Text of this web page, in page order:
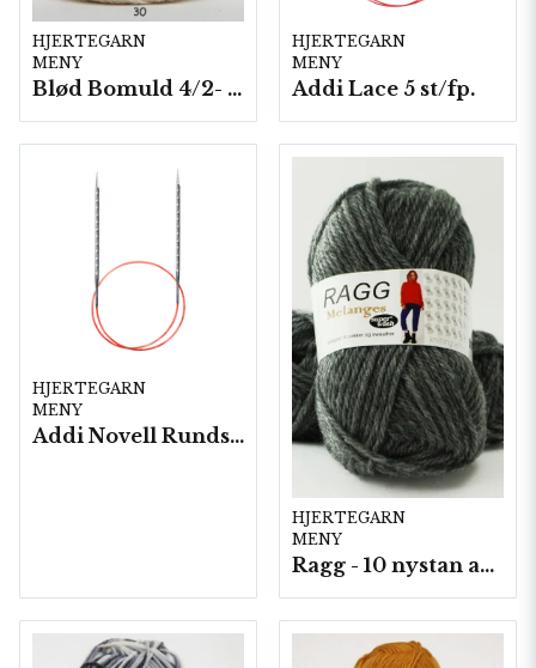
HJERTEGARN
MENY
Blød Bomuld 4/2- 10 nystan/ fp. á 100 g.
HJERTEGARN
MENY
Addi Lace 5 st/fp.
HJERTEGARN
MENY
Addi Novell Rundsticka 5 st/fp.
HJERTEGARN
MENY
Ragg - 10 nystan a50g./fp.